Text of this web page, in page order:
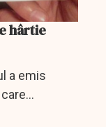
hârtie
a emis
se mai